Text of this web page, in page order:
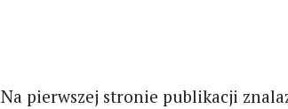
Na pierwszej stronie publikacji